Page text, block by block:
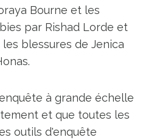
Bourne et les
par Rishad Lorde et
blessures de Jenica
à grande échelle
et que toutes les
outils d'enquête